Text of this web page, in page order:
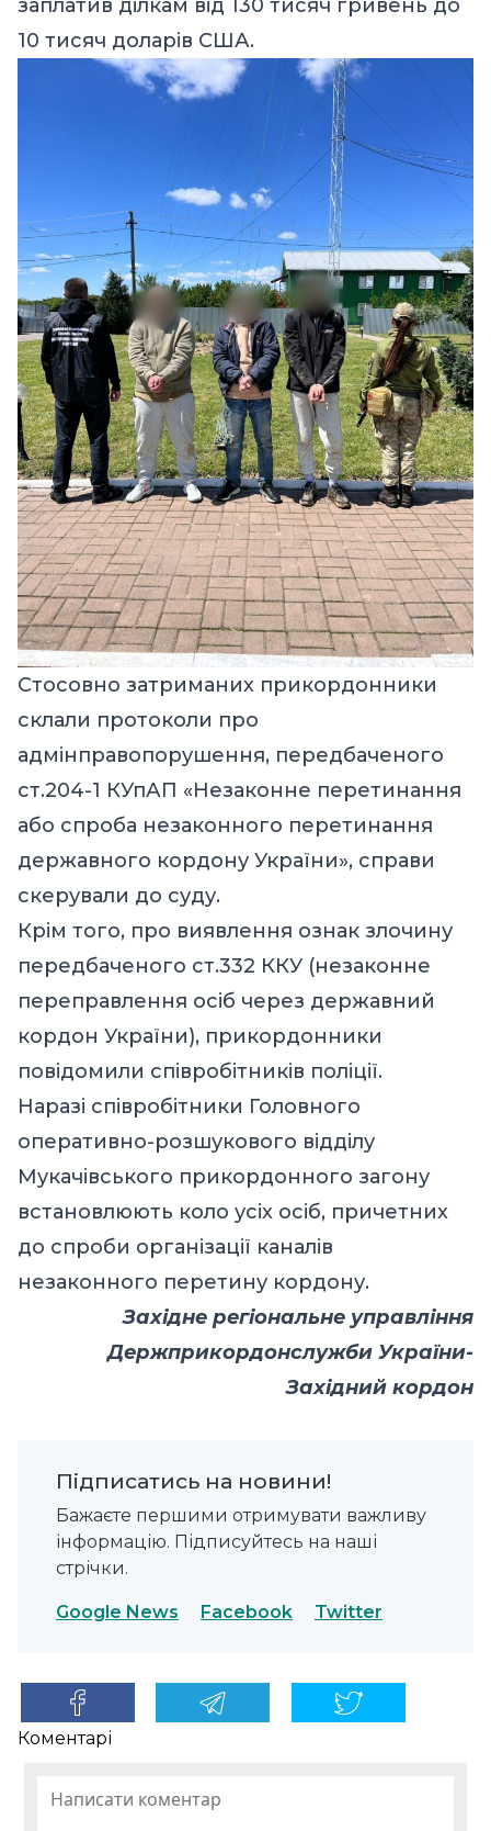
заплатив ділкам від 130 тисяч гривень до
10 тисяч доларів США.
Стосовно затриманих прикордонники
склали протоколи про
адмінправопорушення, передбаченого
ст.204-1 КУпАП «Незаконне перетинання
або спроба незаконного перетинання
державного кордону України», справи
скерували до суду.
Крім того, про виявлення ознак злочину
передбаченого ст.332 ККУ (незаконне
переправлення осіб через державний
кордон України), прикордонники
повідомили співробітників поліції.
Наразі співробітники Головного
оперативно-розшукового відділу
Мукачівського прикордонного загону
встановлюють коло усіх осіб, причетних
до спроби організації каналів
незаконного перетину кордону.
Західне регіональне управління
Держприкордонслужби України-
Західний кордон
Підписатись на новини!
Бажаєте першими отримувати важливу
інформацію. Підписуйтесь на наші
стрічки.
Google News Facebook Twitter
Коментарі